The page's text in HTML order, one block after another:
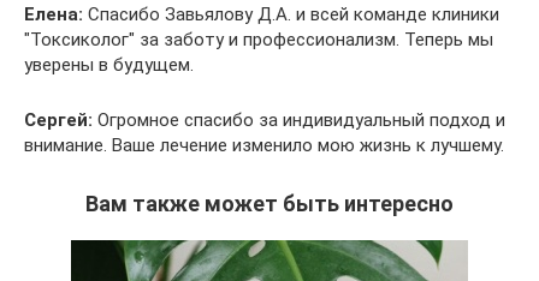
Елена: Спасибо Завьялову Д.А. и всей команде клиники
"Токсиколог" за заботу и профессионализм. Теперь мы
уверены в будущем.
Сергей: Огромное спасибо за индивидуальный подход и
внимание. Ваше лечение изменило мою жизнь к лучшему.
Вам также может быть интересно